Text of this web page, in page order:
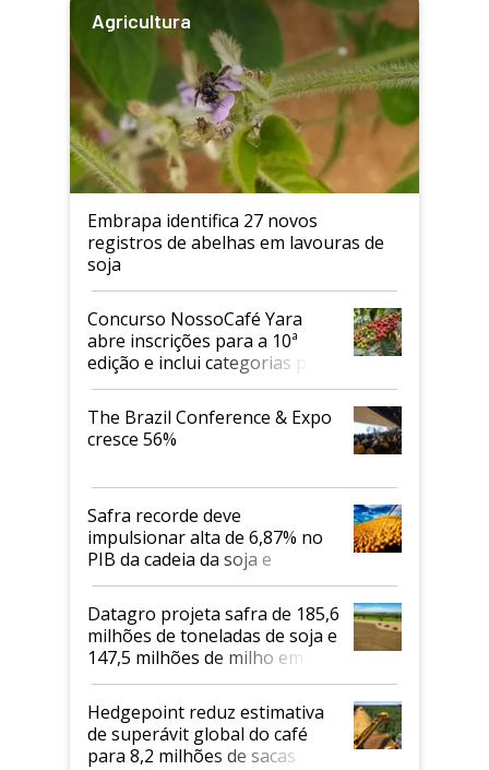
Agricultura
Embrapa identifica 27 novos
registros de abelhas em lavouras de
soja
Concurso NossoCafé Yara
abre inscrições para a 10ª
edição e inclui categorias para
cafés Canephora
The Brazil Conference & Expo
cresce 56%
Safra recorde deve
impulsionar alta de 6,87% no
PIB da cadeia da soja e
biodiesel em 2026
Datagro projeta safra de 185,6
milhões de toneladas de soja e
147,5 milhões de milho em
2026/27
Hedgepoint reduz estimativa
de superávit global do café
para 8,2 milhões de sacas